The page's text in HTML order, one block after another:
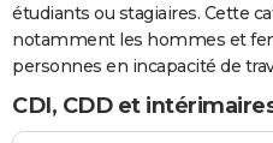
étudiants ou stagiaires. Cette
notamment les hommes et
personnes en incapacité de
CDI, CDD et